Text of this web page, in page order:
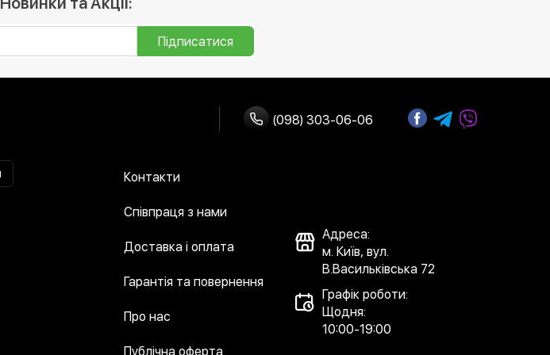
Підписатися
(098) 303-06-06
Контакти
Співпраця з нами
Доставка і оплата
Гарантія та повернення
Про нас
Публічна оферта
Адреса:
м. Київ, вул.
В.Васильківська 72
Графік роботи:
Щодня:
10:00-19:00